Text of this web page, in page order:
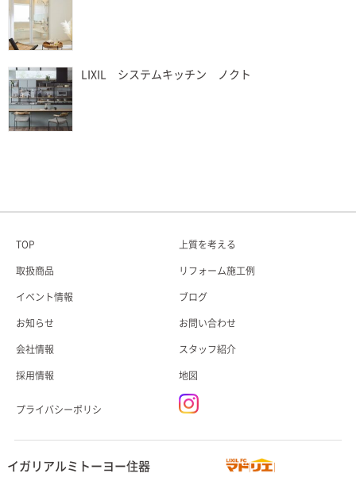
LIXIL システムキッチン ノクト
TOP 上質を考える
取扱商品 リフォーム施工例
イベント情報 ブログ
お知らせ お問い合わせ
会社情報 スタッフ紹介
採用情報 地図
プライバシーポリシ
イガリアルミトーヨー住器